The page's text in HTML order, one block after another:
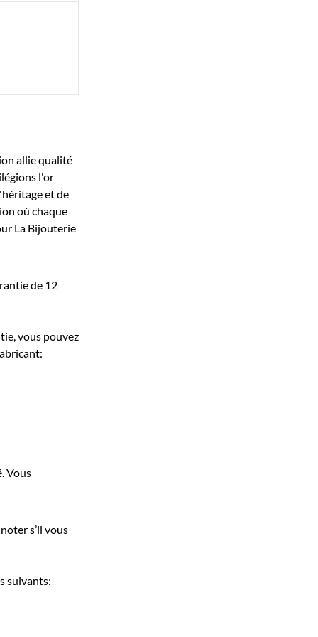
allie qualité
l'or
et de
où chaque
La Bijouterie
de 12
vous pouvez
Vous
s’il vous
suivants: